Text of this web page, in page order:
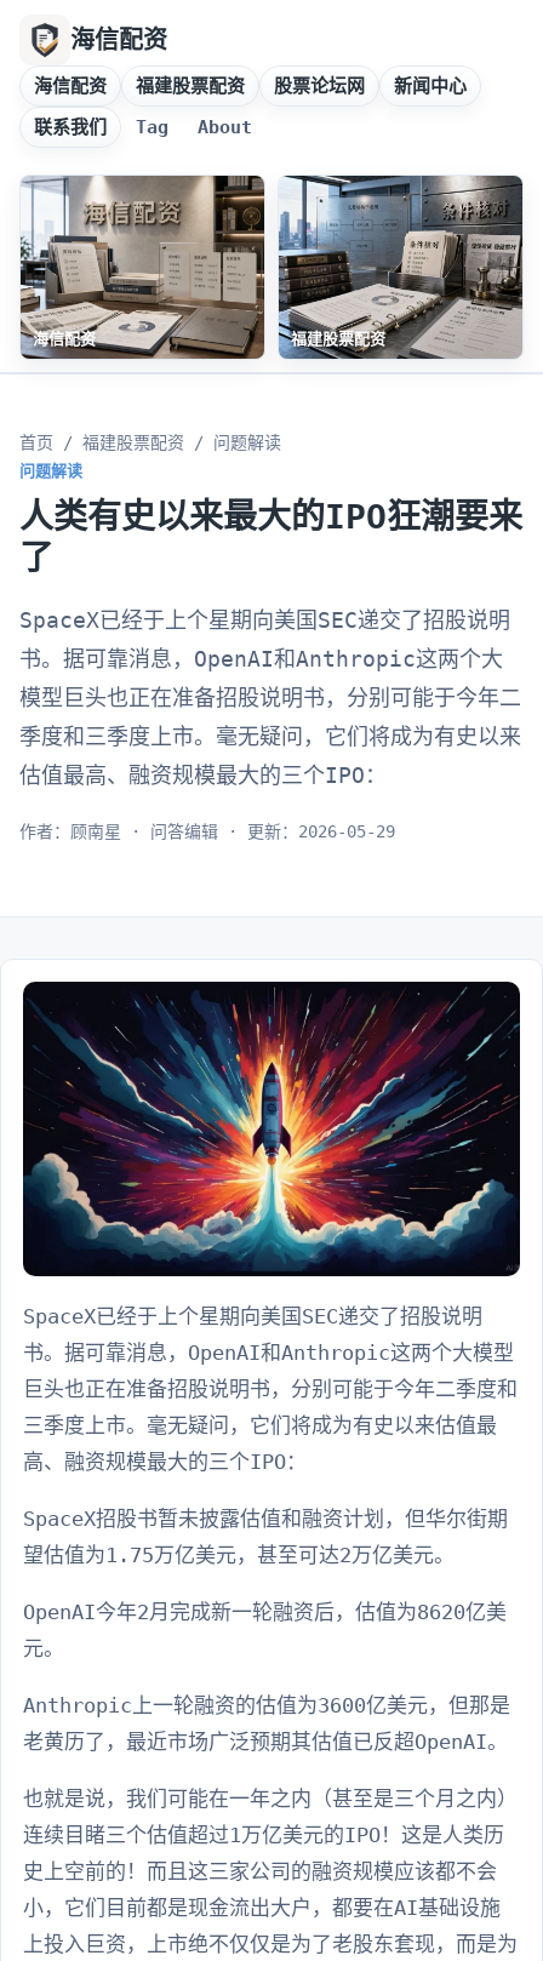
海信配资
海信配资 福建股票配资 股票论坛网
新闻中心
联系我们
Tag About
海信配资 福建股票配资
首页 / 福建股票配资 / 问题解读
问题解读
人类有史以来最大的IPO狂潮要来
了
SpaceX已经于上个星期向美国SEC递交了招股说明
书。据可靠消息，OpenAI和Anthropic这两个大
模型巨头也正在准备招股说明书，分别可能于今年二
季度和三季度上市。毫无疑问，它们将成为有史以来
估值最高、融资规模最大的三个IPO：
作者：顾南星 · 问答编辑 · 更新：2026-05-29
SpaceX已经于上个星期向美国SEC递交了招股说明
书。据可靠消息，OpenAI和Anthropic这两个大模型
巨头也正在准备招股说明书，分别可能于今年二季度和
三季度上市。毫无疑问，它们将成为有史以来估值最
高、融资规模最大的三个IPO：
SpaceX招股书暂未披露估值和融资计划，但华尔街期
望估值为1.75万亿美元，甚至可达2万亿美元。
OpenAI今年2月完成新一轮融资后，估值为8620亿美
元。
Anthropic上一轮融资的估值为3600亿美元，但那是
老黄历了，最近市场广泛预期其估值已反超OpenAI。
也就是说，我们可能在一年之内（甚至是三个月之内）
连续目睹三个估值超过1万亿美元的IPO！这是人类历
史上空前的！而且这三家公司的融资规模应该都不会
小，它们目前都是现金流出大户，都要在AI基础设施
上投入巨资，上市绝不仅仅是为了老股东套现，而是为